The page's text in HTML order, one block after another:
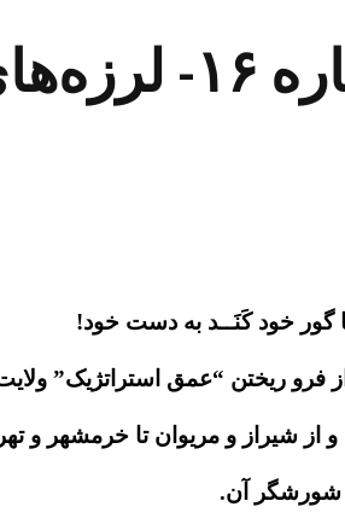
مسعود رجوی –
گور خود کَنَــد به دست خود!
از شیراز و مریوان تا خرمشهر و
شورشگر آن.